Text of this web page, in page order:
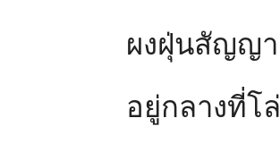
ผงฝุ่นสัญญา
อยู่กลางที่โ